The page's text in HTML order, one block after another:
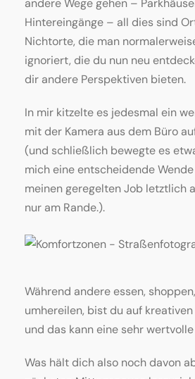
andere Wege gehen –
Hintereingänge – all dies sind
Nichtorte, die man
ignoriert, die du nun neu
dir andere Perspektiven bieten.
In mir kitzelte es jedesmal ein
mit der Kamera aus dem Büro
(und schließlich bewegte es
mich eine entscheidende
meinen geregelten Job letztlich
nur am Rande.).
Während andere essen,
umhereilen, bist du auf
und das kann eine sehr
Was hält dich also noch davon